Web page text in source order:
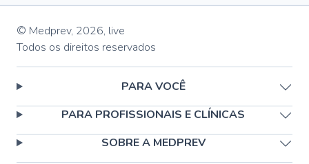
© Medprev, 2026, live
Todos os direitos reservados
PARA VOCÊ
PARA PROFISSIONAIS E CLÍNICAS
SOBRE A MEDPREV